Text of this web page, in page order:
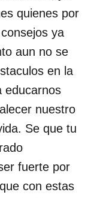
quienes por
ya
aun no se
en la
educarnos
nuestro
Se que tu
fuerte por
con estas